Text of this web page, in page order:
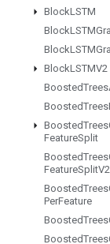
BlockLSTM
Block
Block
BlockLSTMV2
BoostedTrees
BoostedTrees
BoostedTrees
FeatureSplit
BoostedTrees
FeatureSplitV2
BoostedTrees
PerFeature
BoostedTrees
BoostedTrees